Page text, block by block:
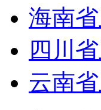
海南
四川
云南